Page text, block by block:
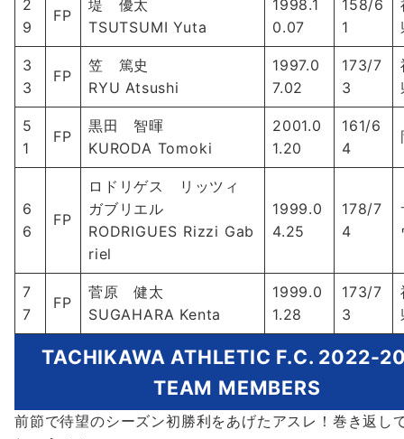
2
9
FP
堤 優太
TSUTSUMI Yuta
1998.1
0.07
158/6
1
3
3
FP
笠 篤史
RYU Atsushi
1997.0
7.02
173/7
3
5
1
FP
黒田 智暉
KURODA Tomoki
2001.0
1.20
161/6
4
6
6
FP
ロドリゲス リッツィ
ガブリエル
RODRIGUES Rizzi Gab
riel
1999.0
4.25
178/7
4
7
7
FP
菅原 健太
SUGAHARA Kenta
1999.0
1.28
173/7
3
TACHIKAWA ATHLETIC F.C. 2022-
TEAM MEMBERS
前節で待望のシーズン初勝利をあげたアスレ！巻き返し